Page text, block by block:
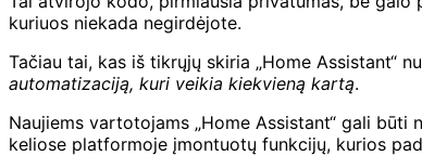
kuriuos niekada negirdėjote.
Tačiau tai, kas iš tikrųjų skiria „Home Assistant“
automatizaciją, kuri veikia kiekvieną kartą.
Naujiems vartotojams „Home Assistant“ gali
keliose platformoje įmontuotų funkcijų, kurios